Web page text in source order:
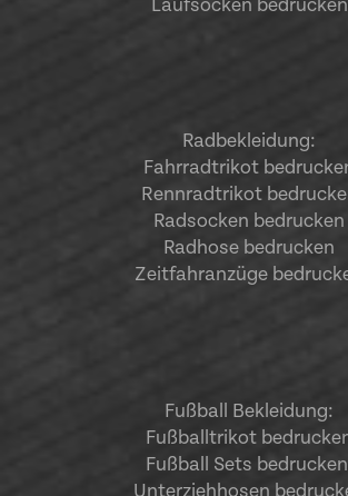
Laufsocken bedrucken
Radbekleidung:
Fahrradtrikot
Rennradtrikot
Radsocken bedrucken
Radhose bedrucken
Zeitfahranzüge
Fußball Bekleidung:
Fußballtrikot
Fußball Sets bedrucken
Unterziehhosen